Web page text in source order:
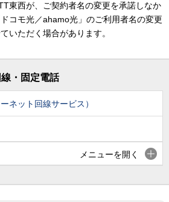
東西が、ご契約者名の変更を承諾しなか
コモ光／ahamo光」のご利用者名の変更
いただく場合があります。
・固定電話
ネット回線サービス）
メニューを開く